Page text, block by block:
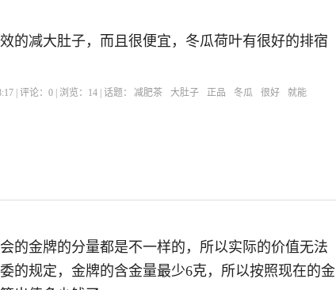
的减大肚子，而且很便宜，冬瓜荷叶有很好的排宿
| 评论：0 | 浏览： 14 | 话题： 减肥茶 大肚子 正品 冬瓜 很好 就能
的金牌的分量都是不一样的，所以实际的价值无法
的规定，金牌的含金量最少6克，所以按照现在的金